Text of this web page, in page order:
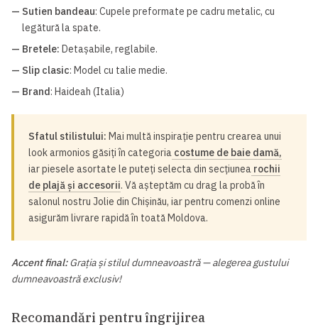
— Sutien bandeau: Cupele preformate pe cadru metalic, cu
legătură la spate.
— Bretele: Detașabile, reglabile.
— Slip clasic: Model cu talie medie.
— Brand : Haideah (Italia)
Sfatul stilistului: Mai multă inspirație pentru crearea unui
look armonios găsiți în categoria costume de baie damă,
iar piesele asortate le puteți selecta din secțiunea rochii
de plajă și accesorii. Vă așteptăm cu drag la probă în
salonul nostru Jolie din Chișinău, iar pentru comenzi online
asigurăm livrare rapidă în toată Moldova.
Accent final:Grația și stilul dumneavoastră — alegerea gustului
dumneavoastră exclusiv!
Recomandări pentru îngrijirea